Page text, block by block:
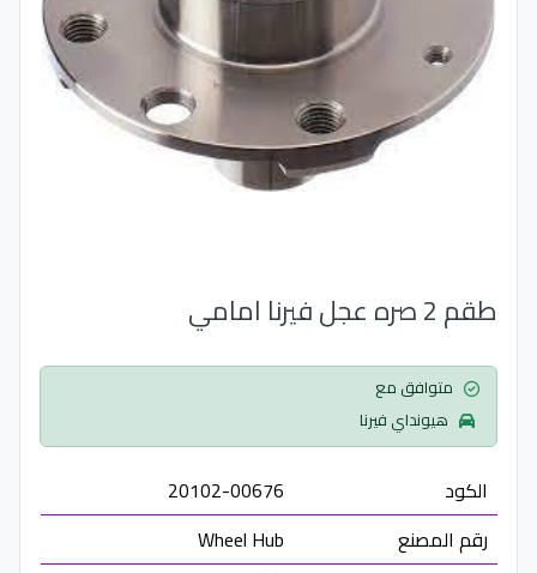
طقم 2 صره عجل فيرنا امامي
هيونداي فيرنا
الكود
20102-00676
رقم المصنع
Wheel Hub